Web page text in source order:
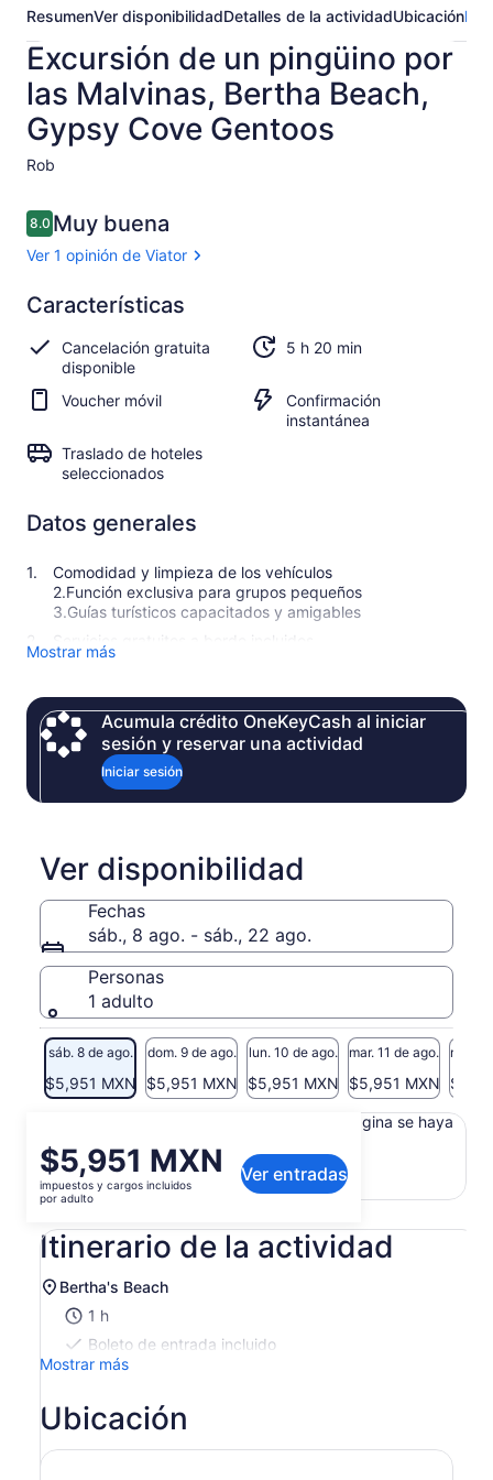
ResumenVer disponibilidadDetalles de la actividadUbicación
Excursión de un pingüino por
las Malvinas, Bertha Beach,
Gypsy Cove Gentoos
Rob​
Opiniones
8.08.0 de 10,
Muy buena
Ver 1 opinión de Viator
8.0Muy
Características
Cancelación gratuita
disponible
5 h 20 min
Voucher móvil
Confirmación
instantánea
Traslado de hoteles
seleccionados
Datos generales
Comodidad y limpieza de los vehículos
2.Función exclusiva para grupos pequeños
3.Guías turísticos capacitados y amigables
Servicios gratuitos a bordo incluidos
Horario flexible
Por favor lea cuidadosamente que requerimos 4
huéspedes mínimo por vehículo en 4x4 este es un
pequeño tour privado.
Mostrar más
Acumula crédito OneKeyCash al iniciar
sesión y reservar una actividad
Iniciar sesión
Ver disponibilidad
Fechas
sáb., 8 ago. - sáb., 22 ago.
Personas
1 adulto
sáb. 8 de ago.
$5,951 MXN
dom. 9 de ago.
$5,951 MXN
lun. 10 de ago.
$5,951 MXN
mar. 11 de ago.
$5,951 MXN
mié.
El
precio
es
$5,951 MXN.
por
adulto
$5,951 MXN
impuestos y cargos incluidos
por adulto
Ver entradas
Es posible que el contenido de esta página se haya
Ver texto original (en inglés)
Opinar sobre esta traducción
en
una
Itinerario de la actividad
Bertha's Beach
1 h
Boleto de entrada incluido
Mostrar más
Ubicación